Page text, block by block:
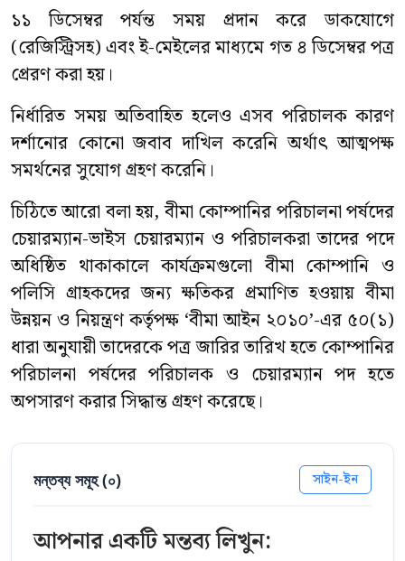
১১ ডিসেম্বর পর্যন্ত সময় প্রদান করে ডাকযোগে
(রেজিস্ট্রিসহ) এবং ই-মেইলের মাধ্যমে গত ৪ ডিসেম্বর পত্র
প্রেরণ করা হয়।
নির্ধারিত সময় অতিবাহিত হলেও এসব পরিচালক কারণ
দর্শানোর কোনো জবাব দাখিল করেনি অর্থাৎ আত্মপক্ষ
সমর্থনের সুযোগ গ্রহণ করেনি।
চিঠিতে আরো বলা হয়, বীমা কোম্পানির পরিচালনা পর্ষদের
চেয়ারম্যান-ভাইস চেয়ারম্যান ও পরিচালকরা তাদের পদে
অধিষ্ঠিত থাকাকালে কার্যক্রমগুলো বীমা কোম্পানি ও
পলিসি গ্রাহকদের জন্য ক্ষতিকর প্রমাণিত হওয়ায় বীমা
উন্নয়ন ও নিয়ন্ত্রণ কর্তৃপক্ষ ‘বীমা আইন ২০১০’-এর ৫০(১)
ধারা অনুযায়ী তাদেরকে পত্র জারির তারিখ হতে কোম্পানির
পরিচালনা পর্ষদের পরিচালক ও চেয়ারম্যান পদ হতে
অপসারণ করার সিদ্ধান্ত গ্রহণ করেছে।
মন্তব্য সমূহ (০) সাইন-ইন
আপনার একটি মন্তব্য লিখুন: